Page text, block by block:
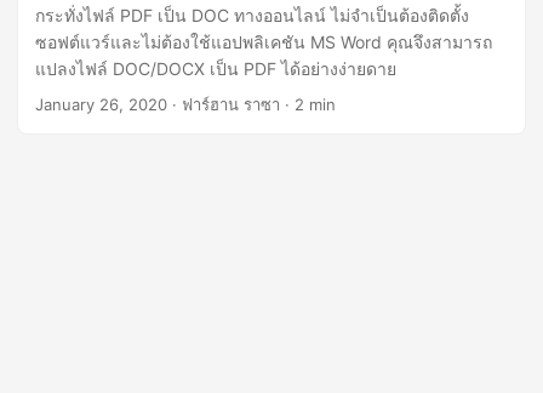
กระทั่งไฟล์ PDF เป็น DOC ทางออนไลน์ ไม่จำเป็นต้องติดตั้ง
ซอฟต์แวร์และไม่ต้องใช้แอปพลิเคชัน MS Word คุณจึงสามารถ
แปลงไฟล์ DOC/DOCX เป็น PDF ได้อย่างง่ายดาย
January 26, 2020 · ฟาร์ฮาน ราซา · 2 min